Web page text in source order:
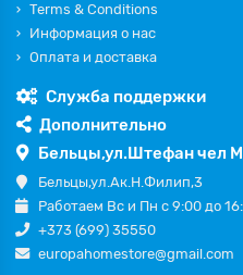
Terms & Conditions
Информация о нас
Оплата и доставка
Служба поддержки
Дополнительно
Бельцы,ул.Штефан чел
Бельцы,ул.Ак.Н.Филип,3
Работаем Вс и Пн с 9:00 до
+373 (699) 35550
europahomestore@gmail.com